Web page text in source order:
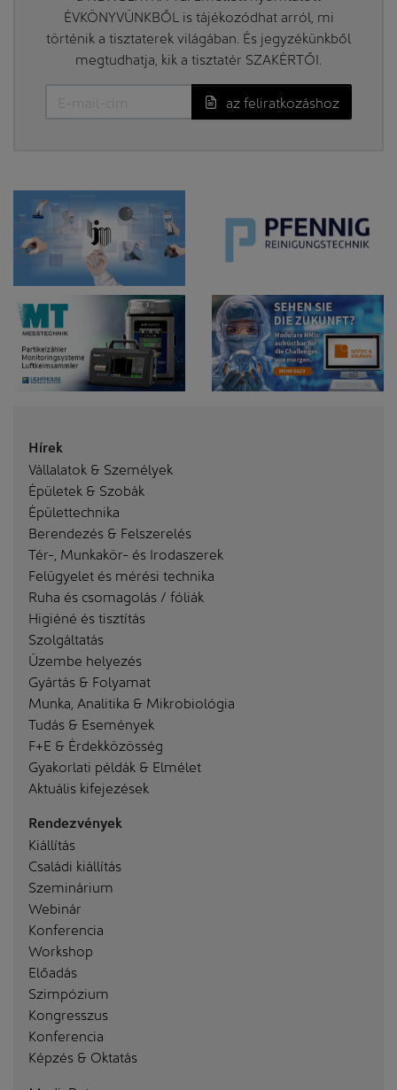
ÉVKÖNYVÜNKBŐL is tájékozódhat arról, mi
történik a tisztaterek világában. És jegyzékünkből
megtudhatja, kik a tisztatér SZAKÉRTŐI.
az feliratkozáshoz
Hírek
Vállalatok & Személyek
Épületek & Szobák
Épülettechnika
Berendezés & Felszerelés
Tér-, Munkakör- és Irodaszerek
Felügyelet és mérési technika
Ruha és csomagolás / fóliák
Higiéné és tisztítás
Szolgáltatás
Üzembe helyezés
Gyártás & Folyamat
Munka, Analitika & Mikrobiológia
Tudás & Események
F+E & Érdekközösség
Gyakorlati példák & Elmélet
Aktuális kifejezések
Rendezvények
Kiállítás
Családi kiállítás
Szeminárium
Webinár
Konferencia
Workshop
Előadás
Szimpózium
Kongresszus
Konferencia
Képzés & Oktatás